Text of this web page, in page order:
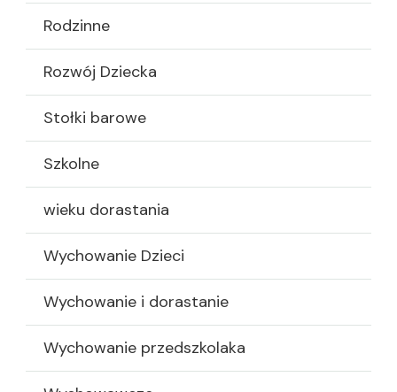
Rodzinne
Rozwój Dziecka
Stołki barowe
Szkolne
wieku dorastania
Wychowanie Dzieci
Wychowanie i dorastanie
Wychowanie przedszkolaka